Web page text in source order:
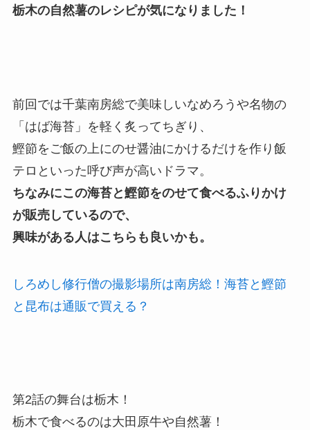
栃木の自然薯のレシピが気になりました！
前回では千葉南房総で美味しいなめろうや名物の
「はば海苔」を軽く炙ってちぎり、
鰹節をご飯の上にのせ醤油にかけるだけを作り飯
テロといった呼び声が高いドラマ。
ちなみにこの海苔と鰹節をのせて食べるふりかけ
が販売しているので、
興味がある人はこちらも良いかも。
しろめし修行僧の撮影場所は南房総！海苔と鰹節
と昆布は通販で買える？
第2話の舞台は栃木！
栃木で食べるのは大田原牛や自然薯！